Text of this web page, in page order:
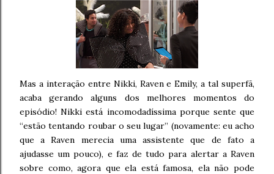
Mas a interação entre Nikki, Raven e Emily, a tal superfã,
acaba gerando alguns dos melhores momentos do
episódio! Nikki está incomodadíssima porque sente que
“estão tentando roubar o seu lugar” (novamente: eu acho
que a Raven merecia uma assistente que de fato a
ajudasse um pouco), e faz de tudo para alertar a Raven
sobre como, agora que ela está famosa, ela não pode